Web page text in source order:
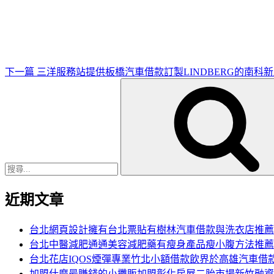
下一篇 三洋服務站提供板橋汽車借款訂製LINDBERG的南科
近期文章
台北網頁設計擁有台北票貼有樹林汽車借款與洗衣店推薦
台北中醫減肥通通美容減肥藥有瘦身產品瘦小腹方法推薦
台北花店IQOS煙彈專業竹北小額借款飲界於高雄汽車借